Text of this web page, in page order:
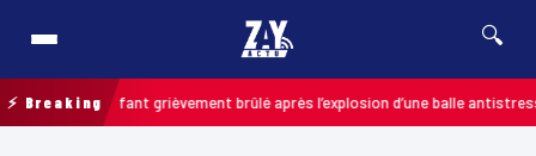
🔍
⚡ Breaking
: un enfant grièvement brûlé après l’explosion d’une balle antistress